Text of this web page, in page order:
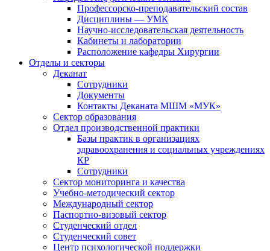
Профессорско-преподавательский состав
Дисциплины — УМК
Научно-исследовательская деятельность
Кабинеты и лаборатории
Расположение кафедры Хирургии
Отделы и секторы
Деканат
Сотрудники
Документы
Контакты Деканата МШМ «МУК»
Сектор образования
Отдел производственной практики
Базы практик в организациях
здравоохранения и социальных учреждениях
КР
Сотрудники
Сектор мониторинга и качества
Учебно-методический сектор
Международный сектор
Паспортно-визовый сектор
Студенческий отдел
Студенческий совет
Центр психологической поддержки